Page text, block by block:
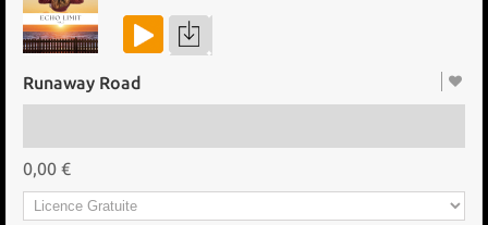
Runaway Road
0,00 €